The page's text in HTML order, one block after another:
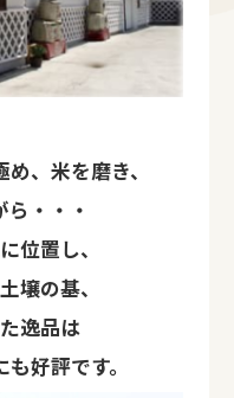
、米を磨き、
・・・
位置し、
壌の基、
逸品は
好評です。